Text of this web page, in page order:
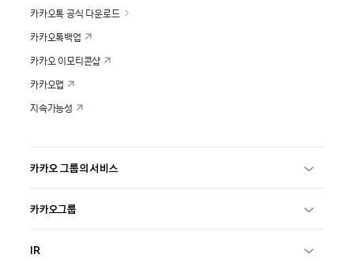
카카오톡 공식 다운로드
카카오톡백업
카카오 이모티콘샵
카카오맵
지속가능성
카카오 그룹의 서비스
카카오그룹
IR